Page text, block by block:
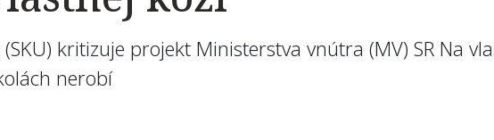
kritizuje projekt Ministerstva vnútra (MV) SR Na
nerobí